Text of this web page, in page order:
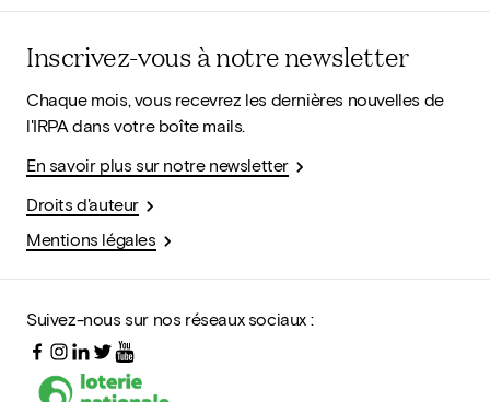
Inscrivez-vous à notre newsletter
Chaque mois, vous recevrez les dernières nouvelles de
l'IRPA dans votre boîte mails.
En savoir plus sur notre newsletter
Droits d'auteur
Mentions légales
Suivez-nous sur nos réseaux sociaux :